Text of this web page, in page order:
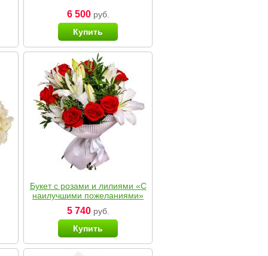
6 500руб.
Купить
Букет с розами и лилиями «С
наилучшими пожеланиями»
5 740руб.
Купить